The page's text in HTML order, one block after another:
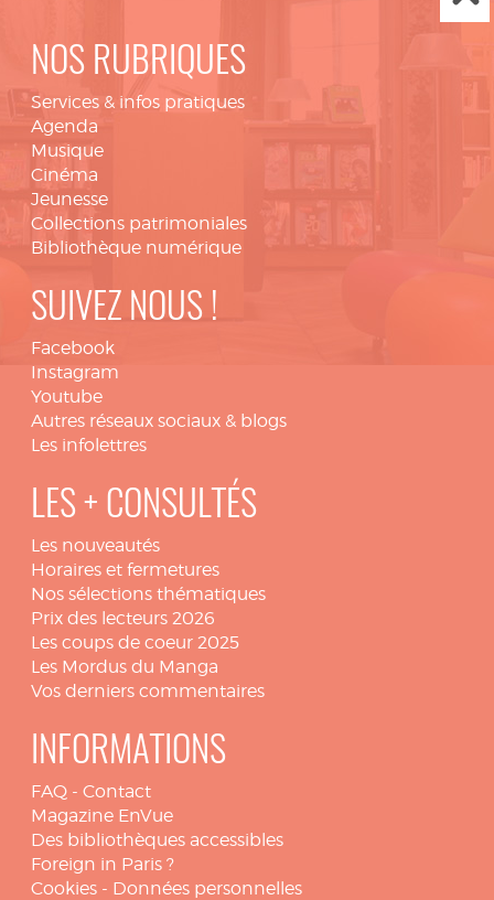
NOS RUBRIQUES
Services & infos pratiques
Agenda
Musique
Cinéma
Jeunesse
Collections patrimoniales
Bibliothèque numérique
SUIVEZ NOUS !
Facebook
Instagram
Youtube
Autres réseaux sociaux & blogs
Les infolettres
LES + CONSULTÉS
Les nouveautés
Horaires et fermetures
Nos sélections thématiques
Prix des lecteurs 2026
Les coups de coeur 2025
Les Mordus du Manga
Vos derniers commentaires
INFORMATIONS
FAQ - Contact
Magazine EnVue
Des bibliothèques accessibles
Foreign in Paris ?
Cookies - Données personnelles